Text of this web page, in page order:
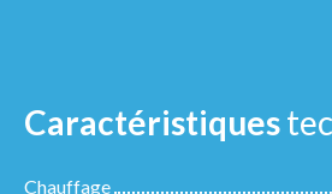
Caractéristiques
Chauffage